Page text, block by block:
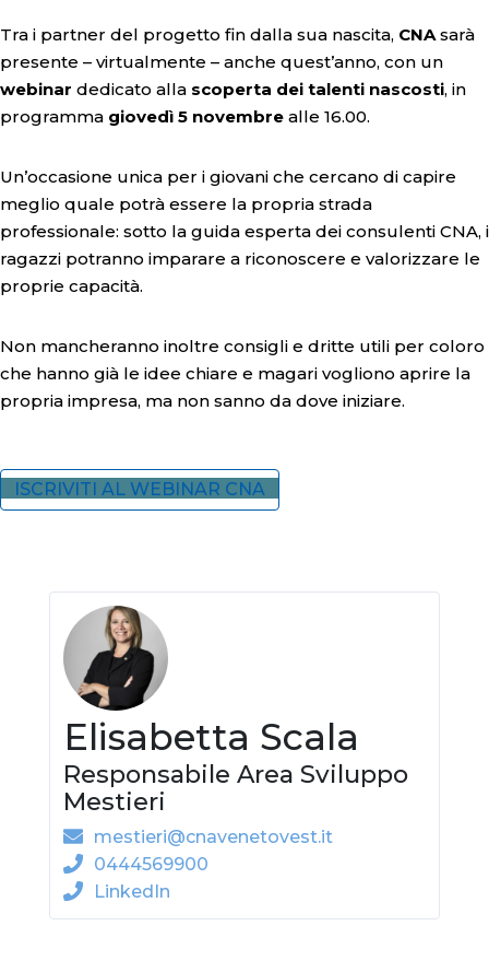
Tra i partner del progetto fin dalla sua nascita, CNA sarà
presente – virtualmente – anche quest’anno, con un
webinar dedicato alla scoperta dei talenti nascosti, in
programma giovedì 5 novembre alle 16.00.
Un’occasione unica per i giovani che cercano di capire
meglio quale potrà essere la propria strada
professionale: sotto la guida esperta dei consulenti CNA, i
ragazzi potranno imparare a riconoscere e valorizzare le
proprie capacità.
Non mancheranno inoltre consigli e dritte utili per coloro
che hanno già le idee chiare e magari vogliono aprire la
propria impresa, ma non sanno da dove iniziare.
ISCRIVITI AL WEBINAR CNA
Elisabetta Scala
Responsabile Area Sviluppo
Mestieri
mestieri@cnavenetovest.it
0444569900
LinkedIn